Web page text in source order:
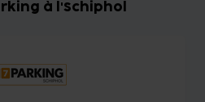
à l'Schiphol